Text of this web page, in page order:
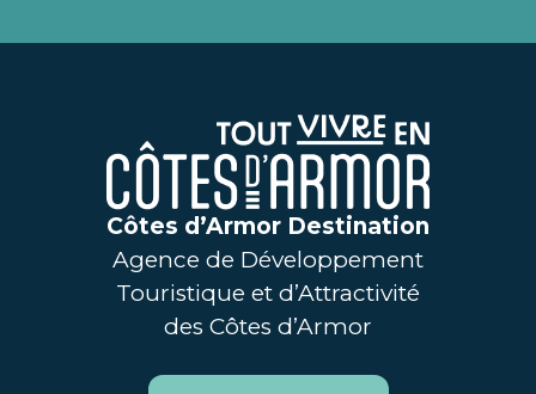
Côtes d’Armor Destination
Agence de Développement
Touristique et d’Attractivité
des Côtes d’Armor